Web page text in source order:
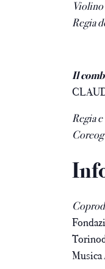
Violino
Regia
Il
Regia
Musica